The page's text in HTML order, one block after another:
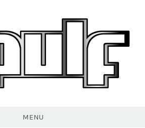
MENU